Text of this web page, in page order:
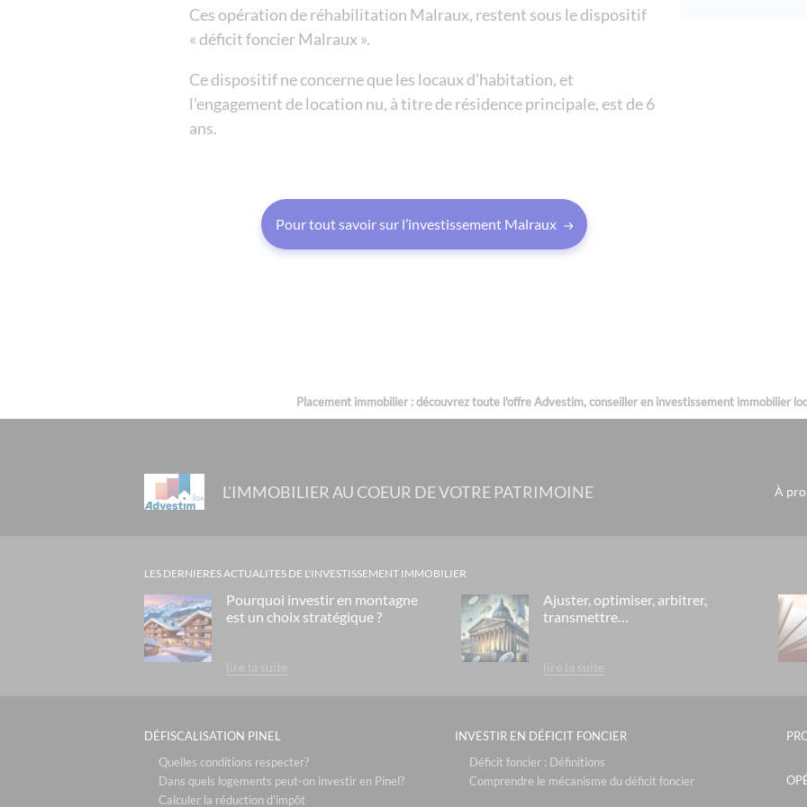
Ces opération de réhabilitation Malraux, restent sous le dispositif
« déficit foncier Malraux ».
Ce dispositif ne concerne que les locaux d’habitation, et
l’engagement de location nu, à titre de résidence principale, est de 6
ans.
Pour tout savoir sur l’investissement Malraux
Placement immobilier : découvrez toute l'offre Advestim, conseiller en investissement immobilier
L'IMMOBILIER AU COEUR DE VOTRE PATRIMOINE À
LES DERNIERES ACTUALITES DE L'INVESTISSEMENT IMMOBILIER
Pourquoi investir en montagne
est un choix stratégique ?
lire la suite
Ajuster, optimiser, arbitrer,
transmettre…
lire la suite
DÉFISCALISATION PINEL
Quelles conditions respecter?
Dans quels logements peut-on investir en Pinel?
Calculer la réduction d’impôt
INVESTIR EN DÉFICIT FONCIER
Déficit foncier : Définitions
Comprendre le mécanisme du déficit foncier